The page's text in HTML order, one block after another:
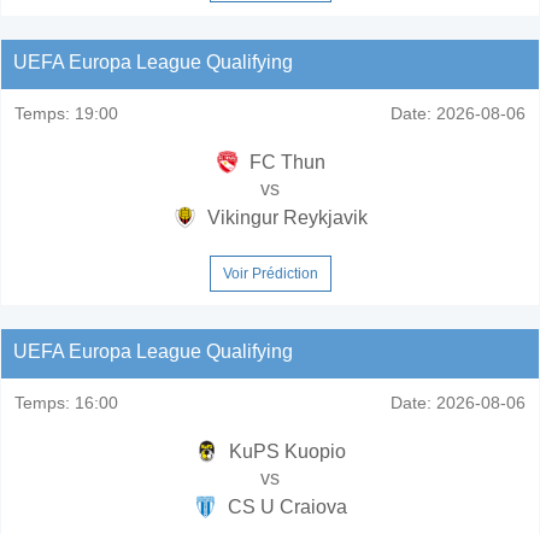
UEFA Europa League Qualifying
Temps: 19:00 Date: 2026-08-06
FC Thun
vs
Vikingur Reykjavik
Voir Prédiction
UEFA Europa League Qualifying
Temps: 16:00 Date: 2026-08-06
KuPS Kuopio
vs
CS U Craiova